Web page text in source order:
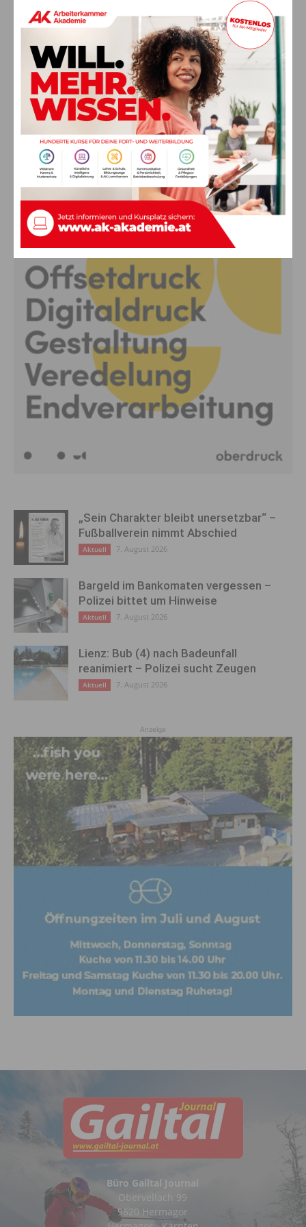
Ehrung für 50 Jahre Chorleitung:
Kärntner Lorbeer in Gold für Herwig
Schwarz
Aktuell 8. August 2026
„Paolo Santonino“ wird heute gespielt –
abgesagte Premiere von gestern Abend
wird morgen nachgeholt
Aktuell 8. August 2026
Anzeige
„Sein Charakter bleibt unersetzbar“ –
Fußballverein nimmt Abschied
Aktuell 7. August 2026
Bargeld im Bankomaten vergessen –
Polizei bittet um Hinweise
Aktuell 7. August 2026
Lienz: Bub (4) nach Badeunfall
reanimiert – Polizei sucht Zeugen
Aktuell 7. August 2026
Anzeige
Büro Gailtal Journal
Obervellach 99
9620 Hermagor